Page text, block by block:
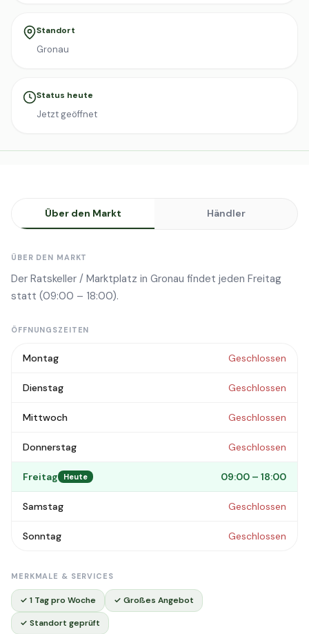
Standort
Gronau
Status heute
Jetzt geöffnet
Über den Markt Händler
ÜBER DEN MARKT
Der Ratskeller / Marktplatz in Gronau findet jeden Freitag
statt (09:00 – 18:00).
ÖFFNUNGSZEITEN
Montag Geschlossen
Dienstag Geschlossen
Mittwoch Geschlossen
Donnerstag Geschlossen
Freitag Heute 09:00 – 18:00
Samstag Geschlossen
Sonntag Geschlossen
MERKMALE & SERVICES
✓ 1 Tag pro Woche ✓ Großes Angebot
✓ Standort geprüft